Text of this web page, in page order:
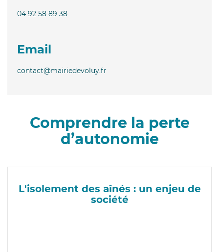
04 92 58 89 38
Email
contact@mairiedevoluy.fr
Comprendre la perte
d’autonomie
L'isolement des aînés : un enjeu de
société